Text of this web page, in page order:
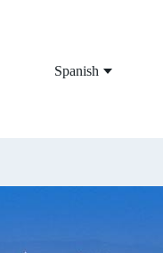
Spanish